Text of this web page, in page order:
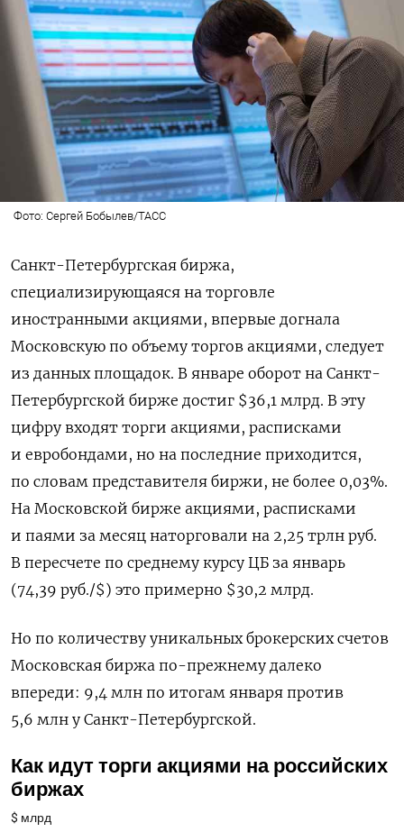
Фото: Сергей Бобылев/ТАСС
Санкт-Петербургская биржа,
специализирующаяся на торговле
иностранными акциями, впервые догнала
Московскую по объему торгов акциями, следует
из данных площадок. В январе оборот на Санкт-
Петербургской бирже достиг $36,1 млрд. В эту
цифру входят торги акциями, расписками
и евробондами, но на последние приходится,
по словам представителя биржи, не более 0,03%.
На Московской бирже акциями, расписками
и паями за месяц наторговали на 2,25 трлн руб.
В пересчете по среднему курсу ЦБ за январь
(74,39 руб./$) это примерно $30,2 млрд.
Но по количеству уникальных брокерских счетов
Московская биржа по-прежнему далеко
впереди: 9,4 млн по итогам января против
5,6 млн у Санкт-Петербургской.